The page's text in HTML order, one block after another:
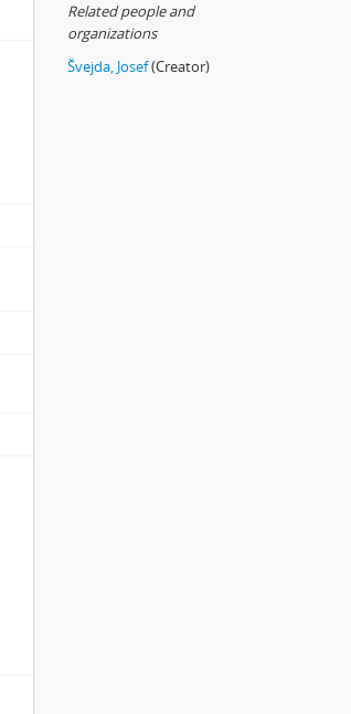
Related people and
organizations
Švejda, Josef(Creator)